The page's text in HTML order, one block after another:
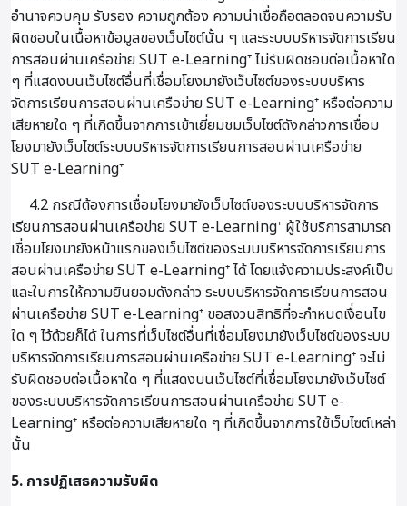
อำนาจควบคุม รับรอง ความถูกต้อง ความน่าเชื่อถือตลอดจนความรับ
ผิดชอบในเนื้อหาข้อมูลของเว็บไซต์นั้น ๆ และระบบบริหารจัดการเรียน
การสอนผ่านเครือข่าย SUT e-Learning⁺ ไม่รับผิดชอบต่อเนื้อหาใด
ๆ ที่แสดงบนเว็บไซต์อื่นที่เชื่อมโยงมายังเว็บไซต์ของระบบบริหาร
จัดการเรียนการสอนผ่านเครือข่าย SUT e-Learning⁺ หรือต่อความ
เสียหายใด ๆ ที่เกิดขึ้นจากการเข้าเยี่ยมชมเว็บไซต์ดังกล่าวการเชื่อม
โยงมายังเว็บไซต์ระบบบริหารจัดการเรียนการสอนผ่านเครือข่าย
SUT e-Learning⁺
4.2 กรณีต้องการเชื่อมโยงมายังเว็บไซต์ของระบบบริหารจัดการ
เรียนการสอนผ่านเครือข่าย SUT e-Learning⁺ ผู้ใช้บริการสามารถ
เชื่อมโยงมายังหน้าแรกของเว็บไซต์ของระบบบริหารจัดการเรียนการ
สอนผ่านเครือข่าย SUT e-Learning⁺ ได้ โดยแจ้งความประสงค์เป็น
และในการให้ความยินยอมดังกล่าว ระบบบริหารจัดการเรียนการสอน
ผ่านเครือข่าย SUT e-Learning⁺ ขอสงวนสิทธิที่จะกำหนดเงื่อนไข
ใด ๆ ไว้ด้วยก็ได้ ในการที่เว็บไซต์อื่นที่เชื่อมโยงมายังเว็บไซต์ของระบบ
บริหารจัดการเรียนการสอนผ่านเครือข่าย SUT e-Learning⁺ จะไม่
รับผิดชอบต่อเนื้อหาใด ๆ ที่แสดงบนเว็บไซต์ที่เชื่อมโยงมายังเว็บไซต์
ของระบบบริหารจัดการเรียนการสอนผ่านเครือข่าย SUT e-
Learning⁺ หรือต่อความเสียหายใด ๆ ที่เกิดขึ้นจากการใช้เว็บไซต์เหล่า
นั้น
5. การปฏิเสธความรับผิด